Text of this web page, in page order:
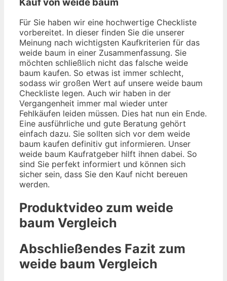
Für Sie haben wir eine hochwertige Checkliste
vorbereitet. In dieser finden Sie die unserer
Meinung nach wichtigsten Kaufkriterien für das
weide baum in einer Zusammenfassung. Sie
möchten schließlich nicht das falsche weide
baum kaufen. So etwas ist immer schlecht,
sodass wir großen Wert auf unsere weide baum
Checkliste legen. Auch wir haben in der
Vergangenheit immer mal wieder unter
Fehlkäufen leiden müssen. Dies hat nun ein Ende.
Eine ausführliche und gute Beratung gehört
einfach dazu. Sie sollten sich vor dem weide
baum kaufen definitiv gut informieren. Unser
weide baum Kaufratgeber hilft ihnen dabei. So
sind Sie perfekt informiert und können sich
sicher sein, dass Sie den Kauf nicht bereuen
werden.
Produktvideo zum weide
baum Vergleich
Abschließendes Fazit zum
weide baum Vergleich